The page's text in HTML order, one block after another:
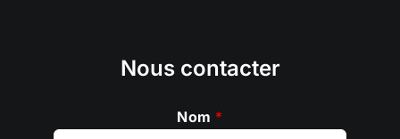
Nous contacter
Nom *